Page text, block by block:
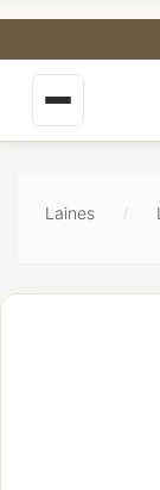
principal
Laines